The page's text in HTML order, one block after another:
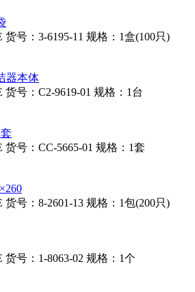
货号：3-6195-11 规格：1盒(100只)
器本体
货号：C2-9619-01 规格：1台
货号：CC-5665-01 规格：1套
货号：8-2601-13 规格：1包(200只)
货号：1-8063-02 规格：1个